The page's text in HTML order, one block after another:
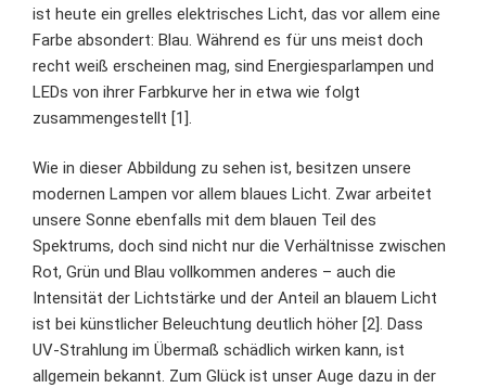
ist heute ein grelles elektrisches Licht, das vor allem eine
Farbe absondert: Blau. Während es für uns meist doch
recht weiß erscheinen mag, sind Energiesparlampen und
LEDs von ihrer Farbkurve her in etwa wie folgt
zusammengestellt [1].
Wie in dieser Abbildung zu sehen ist, besitzen unsere
modernen Lampen vor allem blaues Licht. Zwar arbeitet
unsere Sonne ebenfalls mit dem blauen Teil des
Spektrums, doch sind nicht nur die Verhältnisse zwischen
Rot, Grün und Blau vollkommen anderes – auch die
Intensität der Lichtstärke und der Anteil an blauem Licht
ist bei künstlicher Beleuchtung deutlich höher [2]. Dass
UV-Strahlung im Übermaß schädlich wirken kann, ist
allgemein bekannt. Zum Glück ist unser Auge dazu in der